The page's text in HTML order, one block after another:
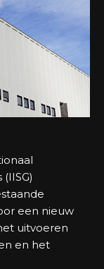
een nieuw
uitvoeren
en het